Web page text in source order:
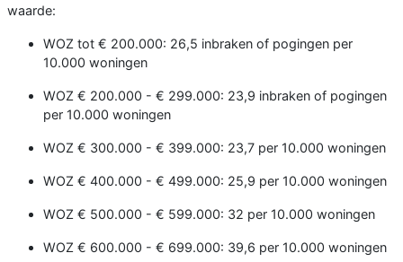
waarde:
WOZ tot € 200.000: 26,5 inbraken of pogingen per
10.000 woningen
WOZ € 200.000 - € 299.000: 23,9 inbraken of pogingen
per 10.000 woningen
WOZ € 300.000 - € 399.000: 23,7 per 10.000 woningen
WOZ € 400.000 - € 499.000: 25,9 per 10.000 woningen
WOZ € 500.000 - € 599.000: 32 per 10.000 woningen
WOZ € 600.000 - € 699.000: 39,6 per 10.000 woningen